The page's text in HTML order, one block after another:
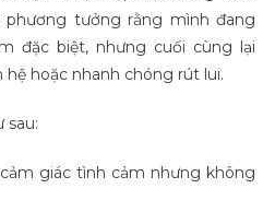
phương tưởng rằng mình đang
đặc biệt, nhưng cuối cùng lại
hoặc nhanh chóng rút lui.
sau:
giác tình cảm nhưng không